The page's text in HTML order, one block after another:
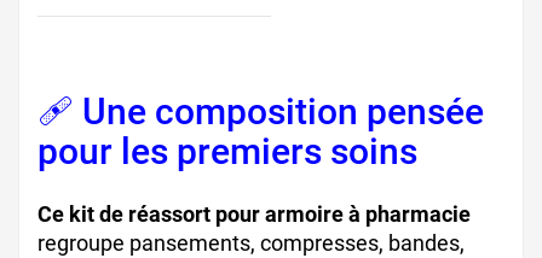
🩹 Une composition pensée
pour les premiers soins
Ce kit de réassort pour armoire à pharmacie
regroupe pansements, compresses, bandes,